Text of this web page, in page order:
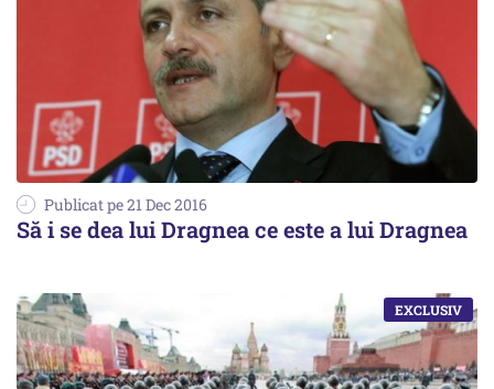
Publicat pe 21 Dec 2016
Să i se dea lui Dragnea ce este a lui Dragnea